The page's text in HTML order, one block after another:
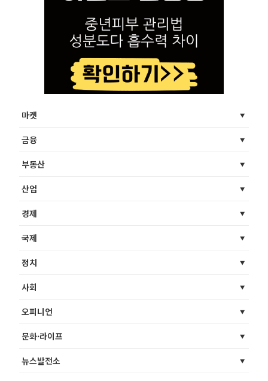
마켓
금융
부동산
산업
경제
국제
정치
사회
오피니언
문화·라이프
뉴스발전소